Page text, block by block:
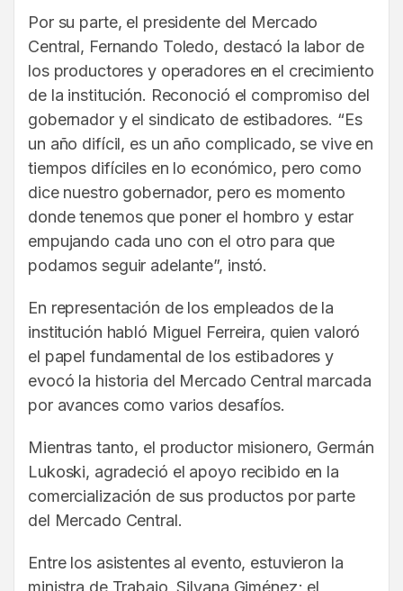
Por su parte, el presidente del Mercado
Central, Fernando Toledo, destacó la labor de
los productores y operadores en el crecimiento
de la institución. Reconoció el compromiso del
gobernador y el sindicato de estibadores. “Es
un año difícil, es un año complicado, se vive en
tiempos difíciles en lo económico, pero como
dice nuestro gobernador, pero es momento
donde tenemos que poner el hombro y estar
empujando cada uno con el otro para que
podamos seguir adelante”, instó.
En representación de los empleados de la
institución habló Miguel Ferreira, quien valoró
el papel fundamental de los estibadores y
evocó la historia del Mercado Central marcada
por avances como varios desafíos.
Mientras tanto, el productor misionero, Germán
Lukoski, agradeció el apoyo recibido en la
comercialización de sus productos por parte
del Mercado Central.
Entre los asistentes al evento, estuvieron la